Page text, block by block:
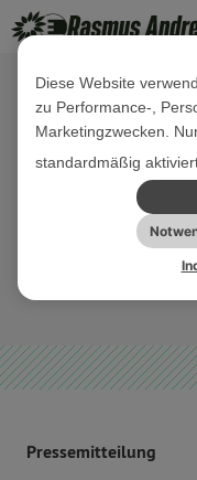
EU-
leichtem
Pressemitteilung
Diese Website
zu Performance-,
Marketingzwecken.
standardmäßig